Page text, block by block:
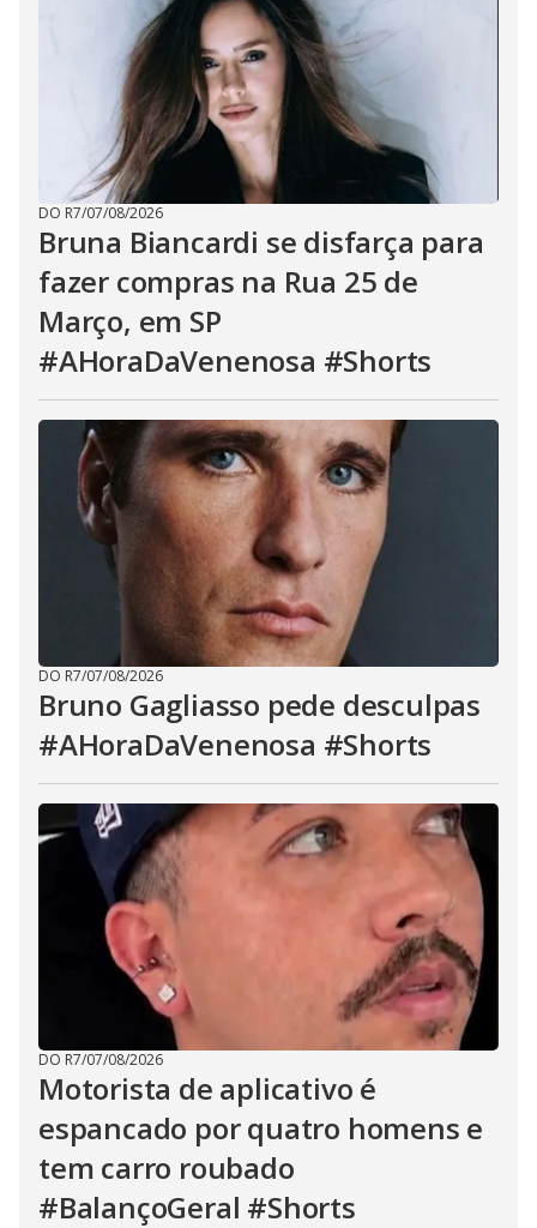
DO R7/07/08/2026
Bruna Biancardi se disfarça para
fazer compras na Rua 25 de
Março, em SP
#AHoraDaVenenosa #Shorts
DO R7/07/08/2026
Bruno Gagliasso pede desculpas
#AHoraDaVenenosa #Shorts
DO R7/07/08/2026
Motorista de aplicativo é
espancado por quatro homens e
tem carro roubado
#BalançoGeral #Shorts